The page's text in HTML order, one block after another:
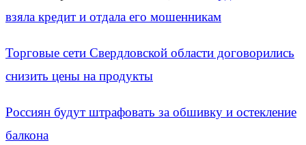
взяла кредит и отдала его мошенникам
Торговые сети Свердловской области договорились
снизить цены на продукты
Россиян будут штрафовать за обшивку и остекление
балкона